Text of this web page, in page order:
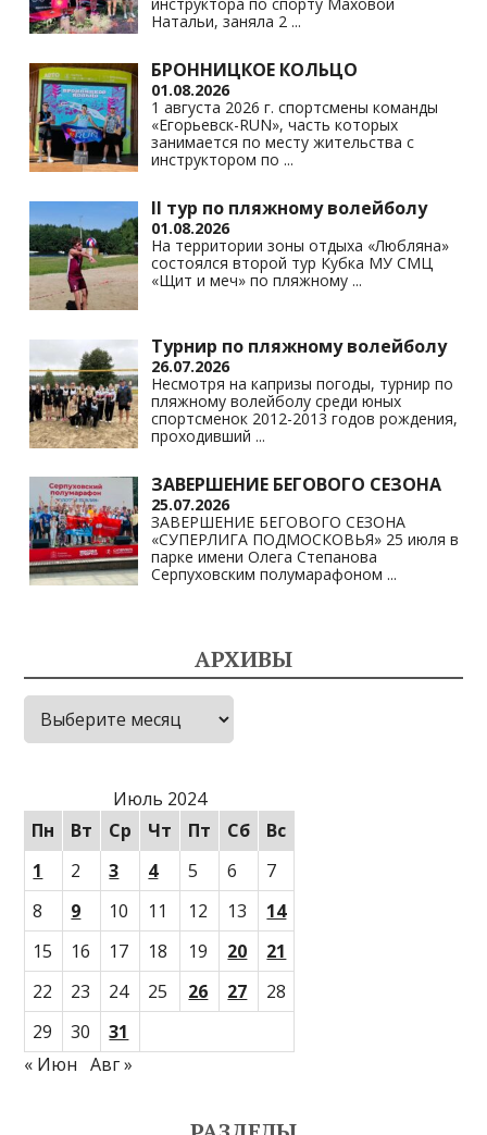
инструктора по спорту Маховой
Натальи, заняла 2 ...
БРОННИЦКОЕ КОЛЬЦО
01.08.2026
1 августа 2026 г. спортсмены команды
«Егорьевск-RUN», часть которых
занимается по месту жительства с
инструктором по ...
II тур по пляжному волейболу
01.08.2026
На территории зоны отдыха «Любляна»
состоялся второй тур Кубка МУ СМЦ
«Щит и меч» по пляжному ...
Турнир по пляжному волейболу
26.07.2026
Несмотря на капризы погоды, турнир по
пляжному волейболу среди юных
спортсменок 2012-2013 годов рождения,
проходивший ...
ЗАВЕРШЕНИЕ БЕГОВОГО СЕЗОНА
25.07.2026
ЗАВЕРШЕНИЕ БЕГОВОГО СЕЗОНА
«СУПЕРЛИГА ПОДМОСКОВЬЯ» 25 июля в
парке имени Олега Степанова
Серпуховским полумарафоном ...
АРХИВЫ
Архивы
Июль 2024
Пн
Вт Ср Чт Пт Сб
Вс
1
2 3 4 5 6
7
8
9 10 11 12 13
14
15
16 17 18 19 20
21
22
23 24 25 26 27
28
29
30
31
« Июн
Авг »